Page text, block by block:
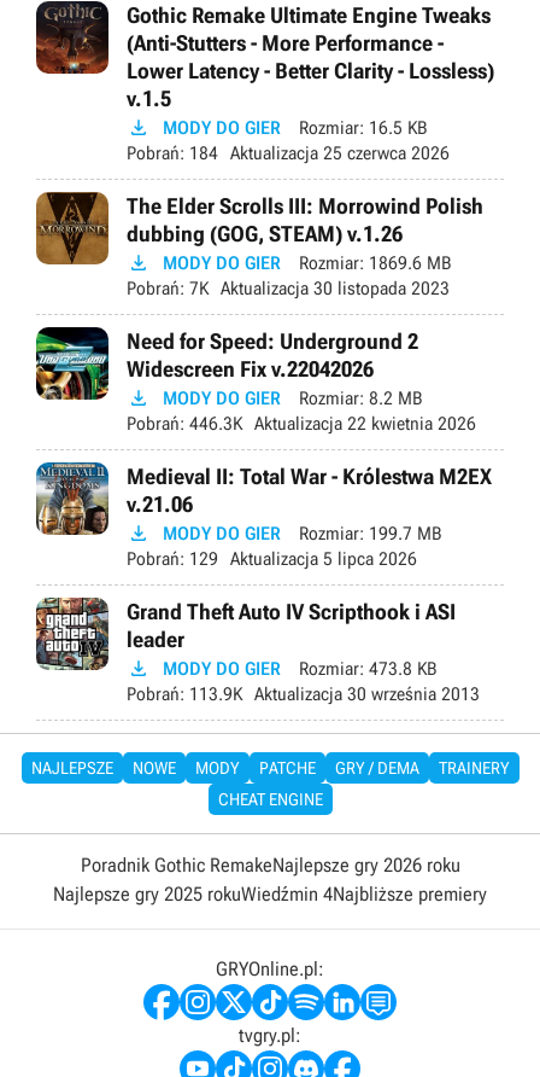
Gothic Remake Ultimate Engine Tweaks
(Anti-Stutters - More Performance -
Lower Latency - Better Clarity - Lossless)
v.1.5
 MODY DO GIER Rozmiar: 16.5 KB
Pobrań: 184 Aktualizacja 25 czerwca 2026
The Elder Scrolls III: Morrowind Polish
dubbing (GOG, STEAM) v.1.26
 MODY DO GIER Rozmiar: 1869.6 MB
Pobrań: 7K Aktualizacja 30 listopada 2023
Need for Speed: Underground 2
Widescreen Fix v.22042026
 MODY DO GIER Rozmiar: 8.2 MB
Pobrań: 446.3K Aktualizacja 22 kwietnia 2026
Medieval II: Total War - Królestwa M2EX
v.21.06
 MODY DO GIER Rozmiar: 199.7 MB
Pobrań: 129 Aktualizacja 5 lipca 2026
Grand Theft Auto IV Scripthook i ASI
leader
 MODY DO GIER Rozmiar: 473.8 KB
Pobrań: 113.9K Aktualizacja 30 września 2013
NAJLEPSZE NOWE MODY PATCHE GRY / DEMA
TRAINERY
CHEAT ENGINE
Poradnik Gothic RemakeNajlepsze gry 2026 roku
Najlepsze gry 2025 rokuWiedźmin 4Najbliższe premiery
GRYOnline.pl:
tvgry.pl: